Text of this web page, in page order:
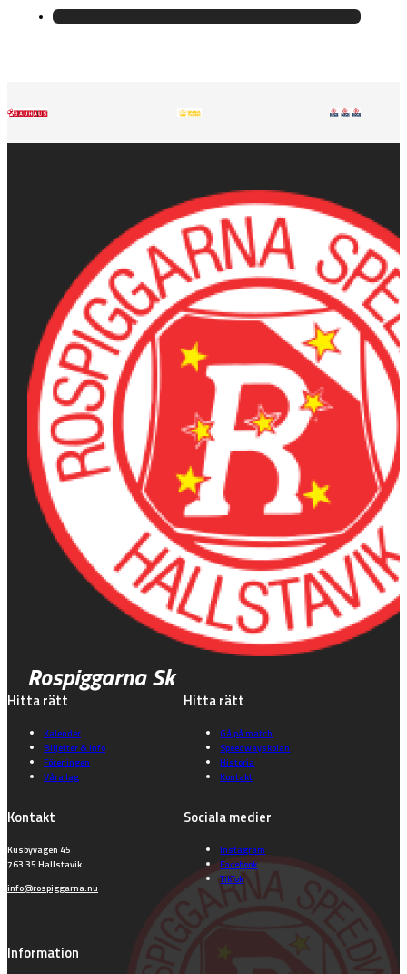
Rospiggarna Sk
Hitta rätt
Kalender
Biljetter & info
Föreningen
Våra lag
Hitta rätt
Gå på match
Speedwayskolan
Historia
Kontakt
Kontakt
Kusbyvägen 45
763 35 Hallstavik
info@rospiggarna.nu
Sociala medier
Instagram
Facebook
TikTok
Information